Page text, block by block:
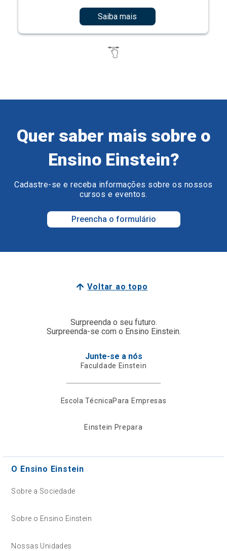
Saiba mais
Quer saber mais sobre o
Ensino Einstein?
Cadastre-se e receba informações sobre os nossos
cursos e eventos.
Preencha o formulário
Voltar ao topo
Surpreenda o seu futuro.
Surpreenda-se com o Ensino Einstein.
Junte-se a nós
Faculdade Einstein
Escola TécnicaPara Empresas
Einstein Prepara
O Ensino Einstein
Sobre a Sociedade
Sobre o Ensino Einstein
Nossas Unidades